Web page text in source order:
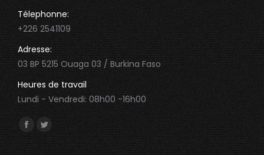
Télephonne:
+226 2541109
Adresse:
03 BP 5215 Ouaga 03 / Burkina Faso
Heures de travail
Lundi - Vendredi: 08h00 -16h00
Trouvez nous sur :
Facebook
page
Twitter
page